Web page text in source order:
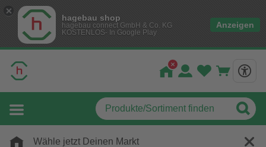
hagebau shop
hagebau connect GmbH & Co. KG
KOSTENLOS- In Google Play
Anzeigen
Wähle jetzt Deinen Markt